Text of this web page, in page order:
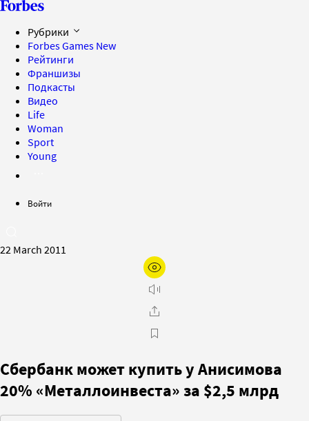
Рубрики
Forbes Games New
Рейтинги
Франшизы
Подкасты
Видео
Life
Woman
Sport
Young
Войти
22 March 2011
Сбербанк может купить у Анисимова
20% «Металлоинвеста» за $2,5 млрд